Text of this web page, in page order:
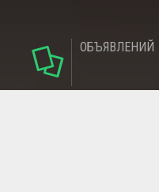
ОБЪЯВЛЕНИЙ